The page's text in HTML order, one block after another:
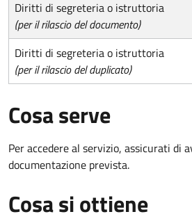
Diritti di segreteria o istruttoria
(per il rilascio del documento)
Diritti di segreteria o istruttoria
(per il rilascio del duplicato)
Cosa serve
Per accedere al servizio, assicurati di
documentazione prevista.
Cosa si ottiene